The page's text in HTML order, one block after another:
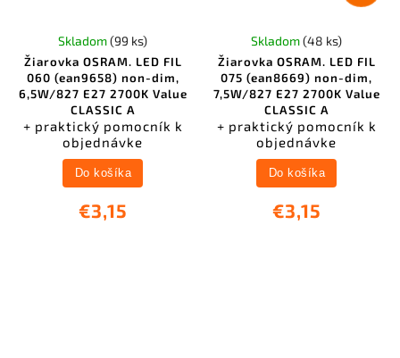
Žiarovka OSRAM. LED FIL
060 (ean9658) non-dim,
6,5W/827 E27 2700K Value
CLASSIC A
+ praktický pomocník k
objednávke
Skladom(99 ks)
€3,15
Do košíka
Žiarovka OSRAM. LED FIL
075 (ean8669) non-dim,
7,5W/827 E27 2700K Value
CLASSIC A
+ praktický pomocník k
objednávke
Skladom(48 ks)
€3,15
Do košíka